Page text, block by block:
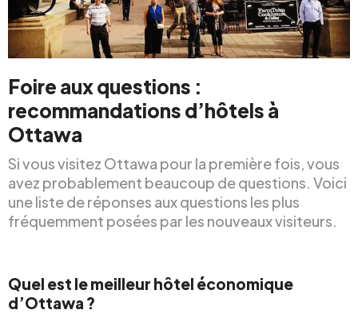
Foire aux questions :
recommandations d’hôtels à
Ottawa
Si vous visitez Ottawa pour la première fois, vous
avez probablement beaucoup de questions. Voici
une liste de réponses aux questions les plus
fréquemment posées par les nouveaux visiteurs.
Quel est le meilleur hôtel économique
d’Ottawa ?